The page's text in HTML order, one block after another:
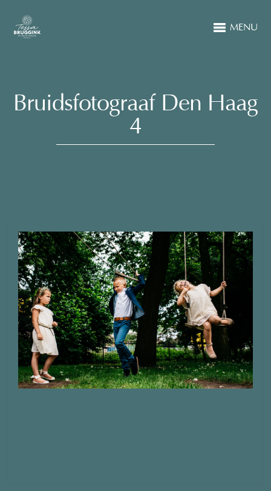
MENU
Bruidsfotograaf Den Haag
4